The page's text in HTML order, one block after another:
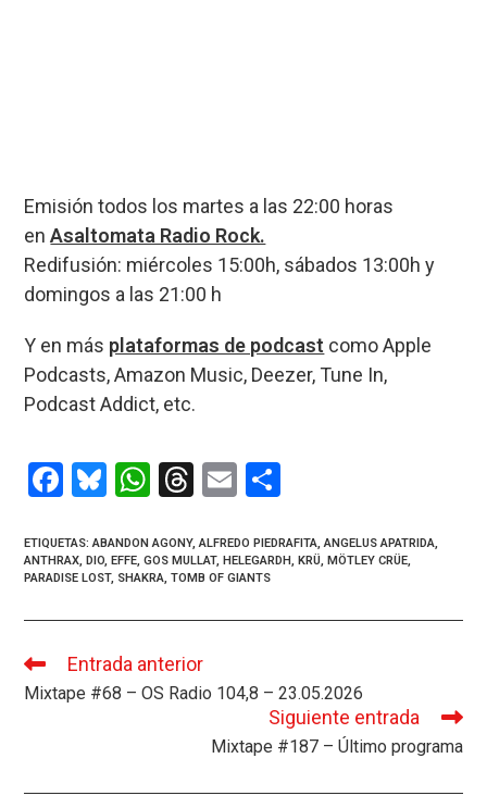
Emisión todos los martes a las 22:00 horas
enAsaltomata Radio Rock.
Redifusión: miércoles 15:00h, sábados 13:00h y
domingos a las 21:00 h
Y en más plataformas de podcast como Apple
Podcasts, Amazon Music, Deezer, Tune In,
Podcast Addict, etc.
F
ce
b
o
o
k
Bl
es
ky
W
at
s
A
p
p
T
e
a
d
s
E
ail m
ar
ETIQUETAS:ABANDON AGONY, ALFREDO PIEDRAFITA, ANGELUS APATRIDA,
ANTHRAX, DIO, EFFE, GOS MULLAT, HELEGARDH, KRÜ, MÖTLEY CRÜE,
PARADISE LOST, SHAKRA, TOMB OF GIANTS
Leer
artículos
Entrada anterior
Mixtape #68 – OS Radio 104,8 – 23.05.2026
Siguiente entrada
Mixtape #187 – Último programa